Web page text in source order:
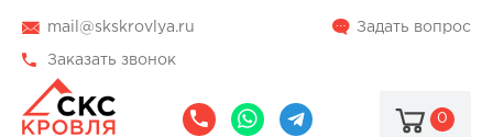
mail@skskrovlya.ru Задать вопрос
Заказать звонок
0